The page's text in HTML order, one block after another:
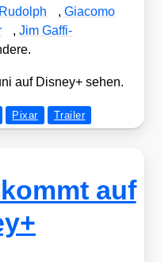
,Gia­co­mo
,Jim Gaf­fi­
auf Dis­ney+ sehen.
Pixar Trailer
auf